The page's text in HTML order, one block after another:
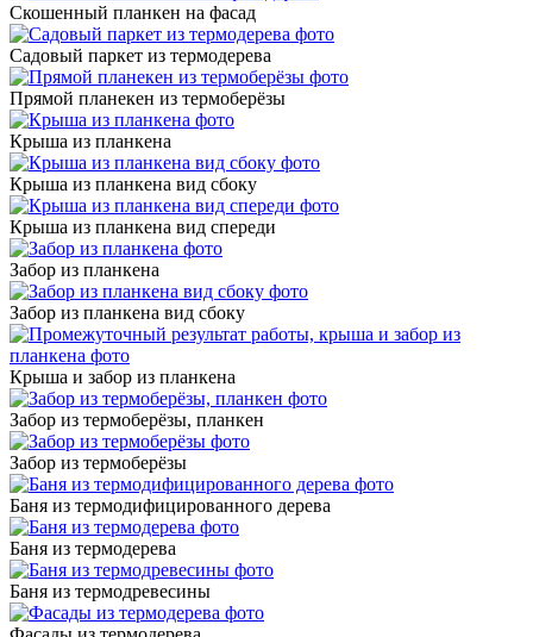
Скошенный планкен на фасад
Садовый паркет из термодерева
Прямой планекен из термоберёзы
Крыша из планкена
Крыша из планкена вид сбоку
Крыша из планкена вид спереди
Забор из планкена
Забор из планкена вид сбоку
Крыша и забор из планкена
Забор из термоберёзы, планкен
Забор из термоберёзы
Баня из термодифицированного дерева
Баня из термодерева
Баня из термодревесины